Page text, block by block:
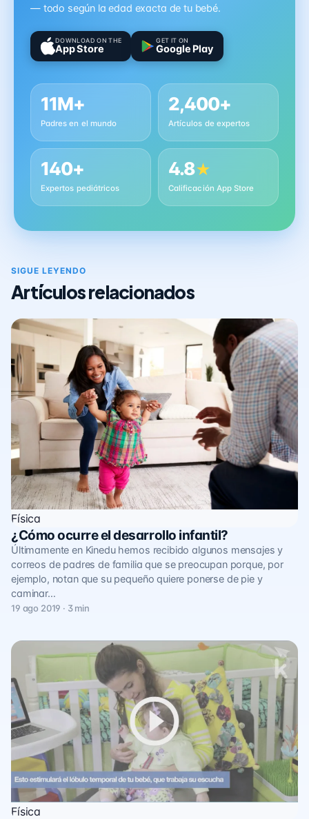
— todo según la edad exacta de tu bebé.
DOWNLOAD ON THE
App Store
GET IT ON
Google Play
11M+
Padres en el mundo
2,400+
Artículos de expertos
140+
Expertos pediátricos
4.8★
Calificación App Store
SIGUE LEYENDO
Artículos relacionados
Física
¿Cómo ocurre el desarrollo infantil?
Últimamente en Kinedu hemos recibido algunos mensajes y
correos de padres de familia que se preocupan porque, por
ejemplo, notan que su pequeño quiere ponerse de pie y
caminar…
19 ago 2019 · 3 min
Física